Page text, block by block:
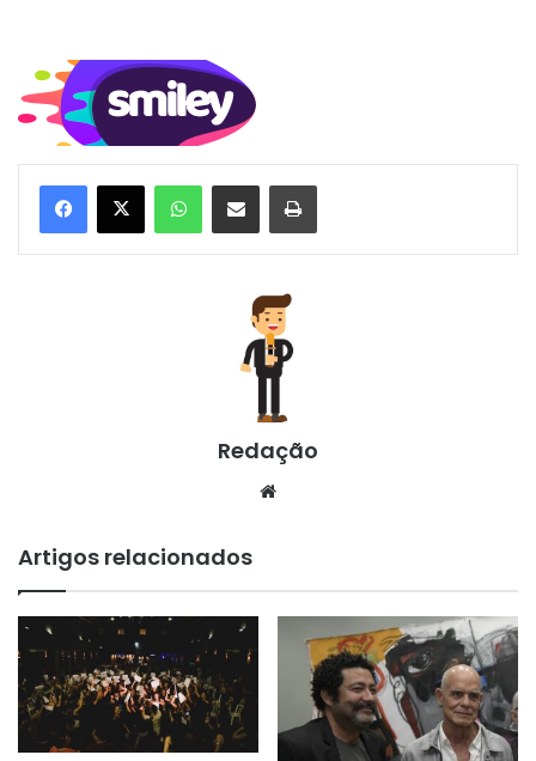
WhatsApp
Compartilhar via e-mail Imprimir
Redação
Artigos relacionados